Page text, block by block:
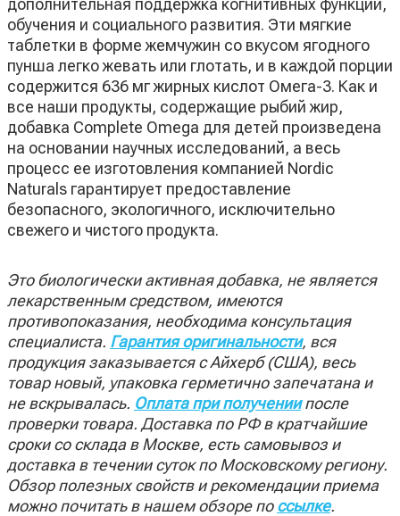
дополнительная поддержка когнитивных функций,
обучения и социального развития. Эти мягкие
таблетки в форме жемчужин со вкусом ягодного
пунша легко жевать или глотать, и в каждой порции
содержится 636 мг жирных кислот Омега-3. Как и
все наши продукты, содержащие рыбий жир,
добавка Complete Omega для детей произведена
на основании научных исследований, а весь
процесс ее изготовления компанией Nordic
Naturals гарантирует предоставление
безопасного, экологичного, исключительно
свежего и чистого продукта.
Это биологически активная добавка, не является
лекарственным средством, имеются
противопоказания, необходима консультация
специалиста. Гарантия оригинальности, вся
продукция заказывается с Айхерб (США), весь
товар новый, упаковка герметично запечатана и
не вскрывалась. Оплата при получениипосле
проверки товара. Доставка по РФ в кратчайшие
сроки со склада в Москве, есть самовывоз и
доставка в течении суток по Московскому региону.
Обзор полезных свойств и рекомендации приема
можно почитать в нашем обзоре поссылке.